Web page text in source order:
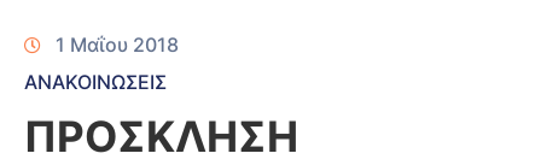
1 Μαΐου 2018
ΑΝΑΚΟΙΝΩΣΕΙΣ
ΠΡΟΣΚΛΗΣΗ